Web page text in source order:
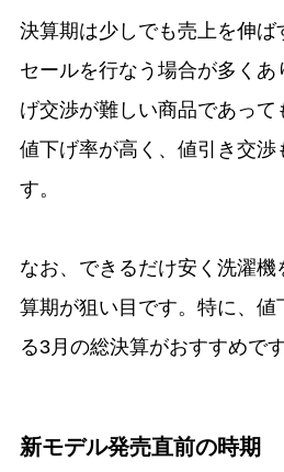
決算期は少しでも売上を伸ば
セールを行なう場合が多く
げ交渉が難しい商品であって
値下げ率が高く、値引き交渉
す。
なお、できるだけ安く洗濯
算期が狙い目です。特に、値
る3月の総決算がおすすめです
新モデル発売直前の時期